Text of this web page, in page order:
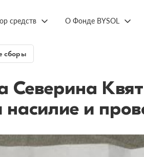
средств О Фонде BYSOL
сборы
Северина
и